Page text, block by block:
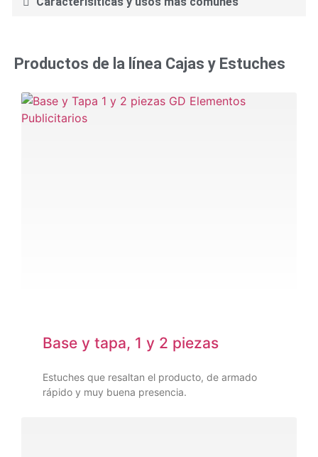
Productos de la línea Cajas y Estuches
Base y tapa, 1 y 2 piezas
Estuches que resaltan el producto, de armado
rápido y muy buena presencia.